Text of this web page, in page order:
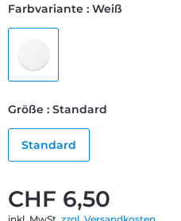
CHF 6,50
Farbvariante : Weiß
Größe : Standard
Standard